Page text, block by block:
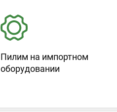
Пилим на импортном
оборудовании